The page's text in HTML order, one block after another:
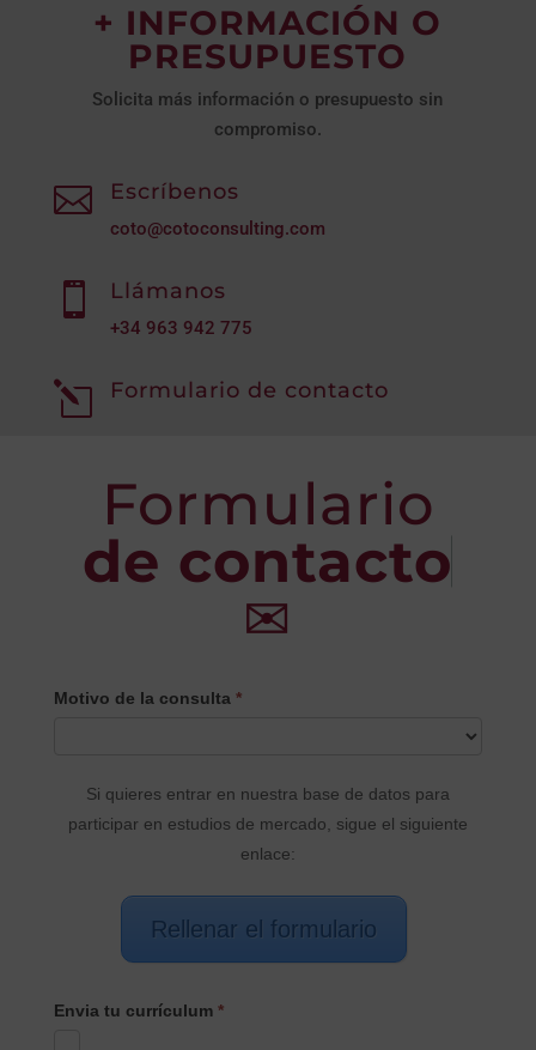
+ INFORMACIÓN O
PRESUPUESTO
Solicita más información o presupuesto sin
compromiso.
 Escríbenos
coto@cotoconsulting.com
 Llámanos
+34 963 942 775
l Formulario de contacto
Formulario
de contacto
✉
CONTACTO
Motivo de la consulta *
Si quieres entrar en nuestra base de datos para
participar en estudios de mercado, sigue el siguiente
enlace:
Rellenar el formulario
Envia tu currículum *